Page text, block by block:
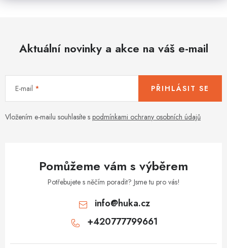
Aktuální novinky a akce na váš e-mail
E-mail
Vložením e-mailu souhlasíte s podmínkami ochrany osobních údajů
PŘIHLÁSIT SE
Pomůžeme vám s výběrem
Potřebujete s něčím poradit? Jsme tu pro vás!
info@huka.cz
+420777799661